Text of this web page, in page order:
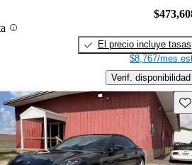
El precio incluye tasas
$8,767/mes
Verif. disponibilidad